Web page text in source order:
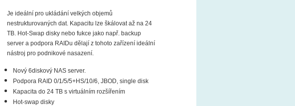
Je ideální pro ukládání velkých objemů
nestrukturovaných dat. Kapacitu lze škálovat až na 24
TB. Hot-Swap disky nebo fukce jako např. backup
server a podpora RAIDu dělají z tohoto zařízení ideální
nástroj pro podnikové nasazení.
Nový 6diskový NAS server.
Podpora RAID 0/1/5/5+HS/10/6, JBOD, single disk
Kapacita do 24 TB s virtuálním rozšířením
Hot-swap disky